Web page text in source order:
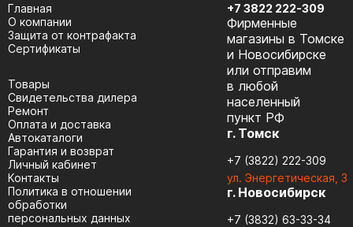
Главная
О компании
Защита от контрафакта
Сертификаты
Товары
Cвидетельства дилера
Ремонт
Оплата и доставка
Автокаталоги
Гарантия и возврат
Личный кабинет
Контакты
Политика в отношении
обработки
персональных данных
+7 3822 222-309
Фирменные
магазины в Томске
и Новосибирске
или отправим
в любой
населенный
пункт РФ
г. Томск
+7 (3822) 222-309
ул. Энергетическая, 3
г. Новосибирск
+7 (3832) 63-33-34